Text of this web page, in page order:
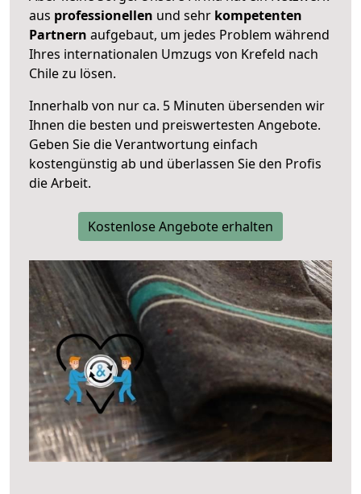
aus professionellen und sehr kompetenten
Partnern aufgebaut, um jedes Problem während
Ihres internationalen Umzugs von Krefeld nach
Chile zu lösen.
Innerhalb von nur ca. 5 Minuten übersenden wir
Ihnen die besten und preiswertesten Angebote.
Geben Sie die Verantwortung einfach
kostengünstig ab und überlassen Sie den Profis
die Arbeit.
Kostenlose Angebote erhalten